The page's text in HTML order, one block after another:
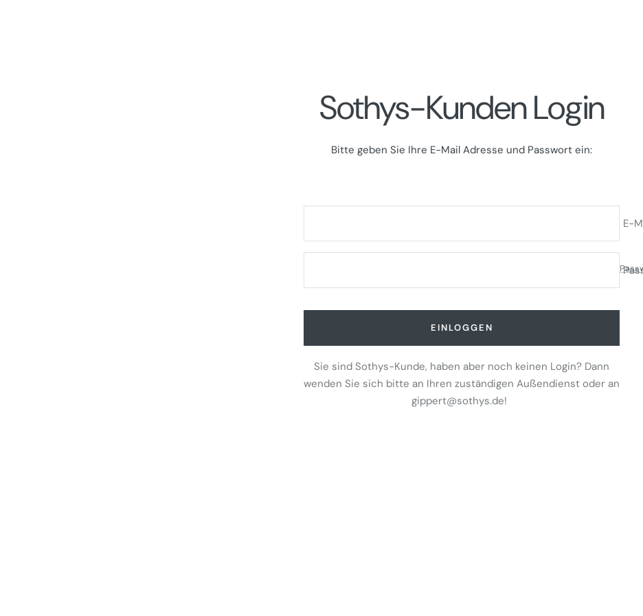
Sothys-Kunden Login
Bitte geben Sie Ihre E-Mail Adresse und Passwort ein:
E-
EINLOGGEN
Sie sind Sothys-Kunde, haben aber noch keinen Login? Dann
wenden Sie sich bitte an Ihren zuständigen Außendienst oder an
gippert@sothys.de!